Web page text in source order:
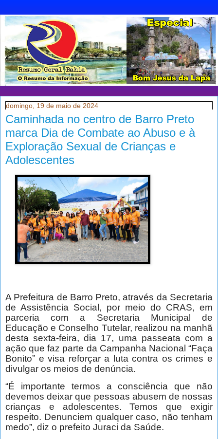
domingo, 19 de maio de 2024
Caminhada no centro de Barro Preto
marca Dia de Combate ao Abuso e à
Exploração Sexual de Crianças e
Adolescentes
A Prefeitura de Barro Preto, através da Secretaria
de Assistência Social, por meio do CRAS, em
parceria com a Secretaria Municipal de
Educação e Conselho Tutelar, realizou na manhã
desta sexta-feira, dia 17, uma passeata com a
ação que faz parte da Campanha Nacional “Faça
Bonito” e visa reforçar a luta contra os crimes e
divulgar os meios de denúncia.
“É importante termos a consciência que não
devemos deixar que pessoas abusem de nossas
crianças e adolescentes. Temos que exigir
respeito. Denunciem qualquer caso, não tenham
medo”, diz o prefeito Juraci da Saúde.